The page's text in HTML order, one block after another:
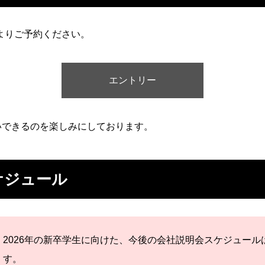
りご予約ください。
エントリー
きるのを楽しみにしております。
ュール
2026年の新卒学生に向けた、今後の会社説明会スケジュール
す。